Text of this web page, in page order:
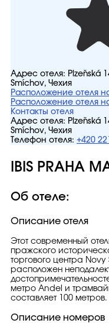
Адрес отеля: Plzeňská
Smíchov, Чехия
Расположение отеля
Расположение отеля
Контакты отеля
Адрес отеля: Plzeňská
Smíchov, Чехия
Телефон отеля: +420
IBIS PRAHA
Об отеле:
Описание отеля
Этот современный
пражского
торгового центра
расположен
метро Andel и
составляет 100 метров.
Описание номеров